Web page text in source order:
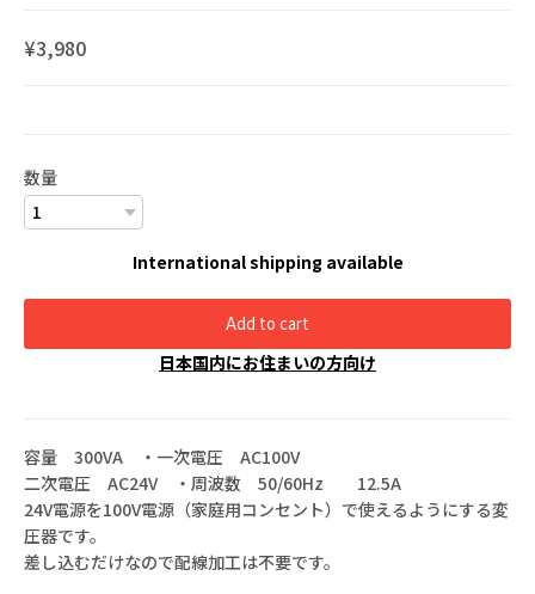
¥3,980
数量
International shipping available
Add to cart
日本国内にお住まいの方向け
容量 300VA ・一次電圧 AC100V
二次電圧 AC24V ・周波数 50/60Hz 12.5A
24V電源を100V電源（家庭用コンセント）で使えるようにする変
圧器です。
差し込むだけなので配線加工は不要です。